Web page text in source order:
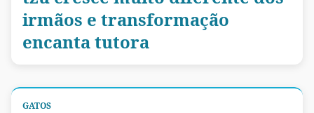
irmãos e transformação
encanta tutora
GATOS